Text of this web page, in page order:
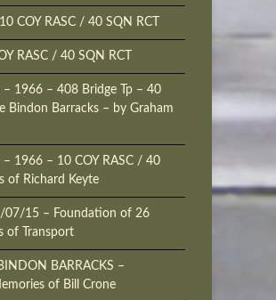
10 COY RASC / 40 SQN RCT
RASC / 40 SQN RCT
– 1966 – 408 Bridge Tp – 40
Bindon Barracks – by Graham
– 1966 – 10 COY RASC / 40
of Richard Keyte
07/15 – Foundation of 26
of Transport
BARRACKS –
of Bill Crone